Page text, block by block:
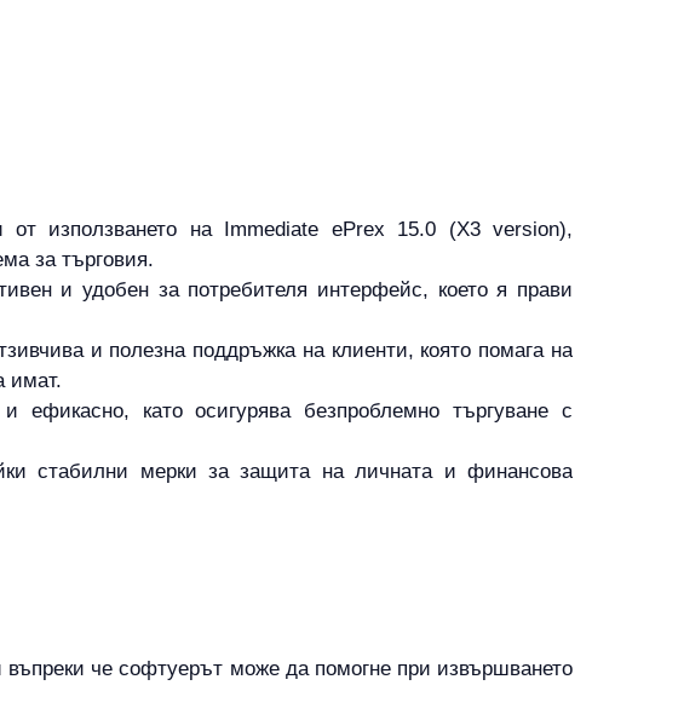
използването на Immediate ePrex 15.0 (X3 version),
за търговия.
и удобен за потребителя интерфейс, което я прави
и полезна поддръжка на клиенти, която помага на
имат.
като осигурява безпроблемно търгуване с
стабилни мерки за защита на личната и финансова
че софтуерът може да помогне при извършването